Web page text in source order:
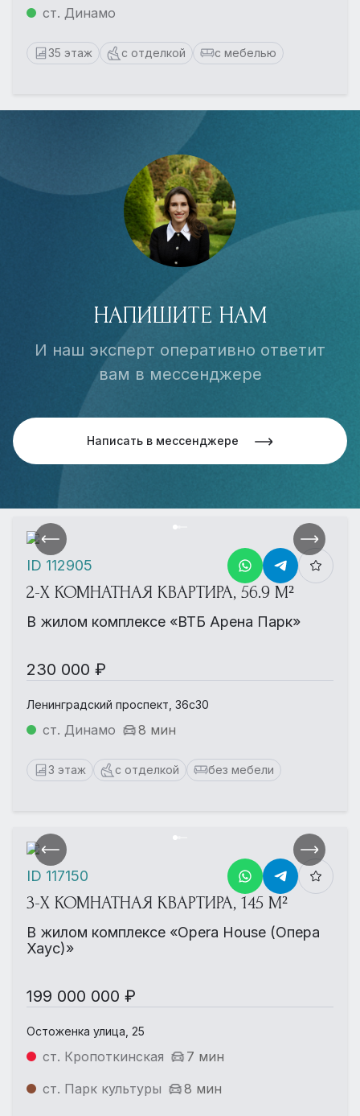
ст. Динамо
35 этаж с отделкой с мебелью
НАПИШИТЕ НАМ
И наш эксперт оперативно ответит
вам в мессенджере
Написать в мессенджере
2-Х КОМНАТНАЯ КВАРТИРА, 56.9 М²
В жилом комплексе «ВТБ Арена Парк»
230 000 ₽
Ленинградский проспект, 36с30
ст. Динамо 8 мин
3 этаж с отделкой без мебели
ID 112905
3-Х КОМНАТНАЯ КВАРТИРА, 145 М²
В жилом комплексе «Opera House (Опера
Хаус)»
199 000 000 ₽
Остоженка улица, 25
ст. Кропоткинская
7 мин
ст. Парк культуры
8 мин
ID 117150